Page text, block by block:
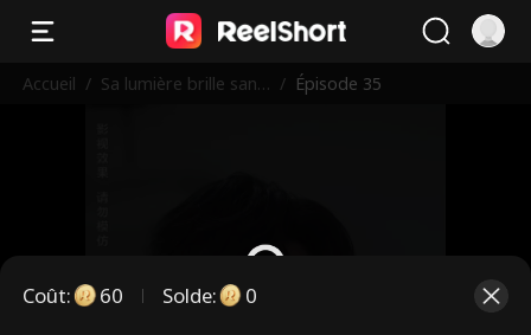
Accueil / Sa lumière brille sans
/ Épisode 35
Coût: 60 Solde: 0